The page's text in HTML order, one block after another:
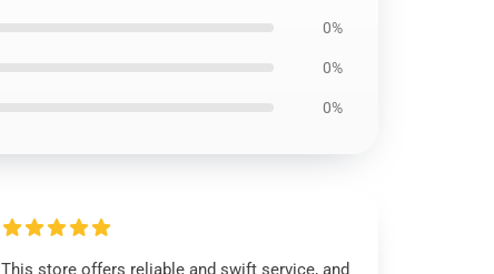
0%
0%
0%
This store offers reliable and swift service, and